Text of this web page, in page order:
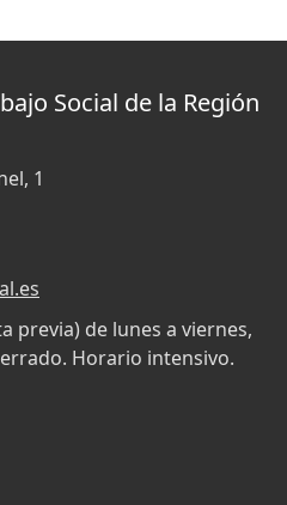
Social de la Región
1
previa) de lunes a viernes,
Horario intensivo.